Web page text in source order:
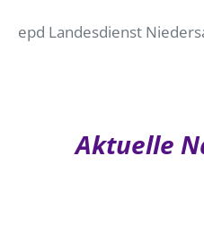
epd Landesdienst
Aktuelle